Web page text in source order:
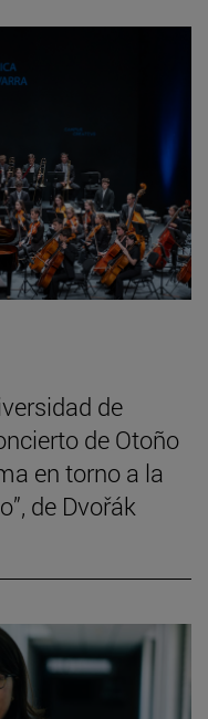
de
de Otoño
en torno a la
de Dvořák